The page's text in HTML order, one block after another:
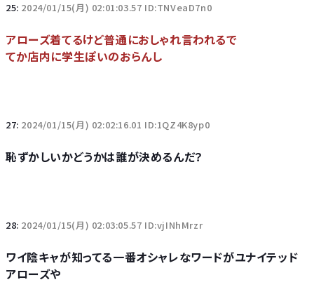
25: 2024/01/15(月) 02:01:03.57 ID:TNVeaD7n0
アローズ着てるけど普通におしゃれ言われるで
てか店内に学生ぽいのおらんし
27: 2024/01/15(月) 02:02:16.01 ID:1QZ4K8yp0
恥ずかしいかどうかは誰が決めるんだ？
28: 2024/01/15(月) 02:03:05.57 ID:vjINhMrzr
ワイ陰キャが知ってる一番オシャレなワードがユナイテッド
アローズや